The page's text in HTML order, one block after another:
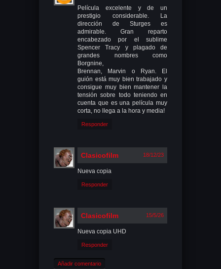
Película excelente y de un
prestigio considerable. La
dirección de Sturges es
admirable. Gran reparto
encabezado por el sublime
Spencer Tracy y plagado de
grandes nombres como
Borgnine,
Brennan, Marvin o Ryan. El
guión está muy bien trabajado y
consigue muy bien mantener la
tensión sobre todo teniendo en
cuenta que es una película muy
corta, no llega a la hora y media!
Responder
Clasicofilm 18/12/23
Nueva copia
Responder
Clasicofilm 15/5/26
Nueva copia UHD
Responder
Añadir comentario